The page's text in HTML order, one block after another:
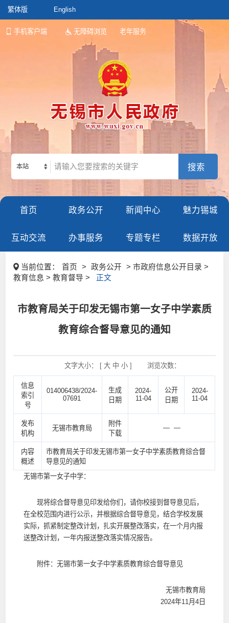
繁体版 English
手机客户端 无障碍浏览 老年服务
本站
首页 政务公开 新闻中心 魅力锡城
互动交流 办事服务 专题专栏 数据开放
当前位置： 首页 > 政务公开
> 市政府信息公开目录 >
教育信息 > 教育督导 >
正文
市教育局关于印发无锡市第一女子中学素质
教育综合督导意见的通知
文字大小： [ 大 中 小] 浏览次数：
信息
索引
号
014006438/2024-
07691
生成
日期
2024-
11-04
公开
日期
2024-
11-04
发布
机构
无锡市教育局
附件
下载
— —
内容
概述
市教育局关于印发无锡市第一女子中学素质教育综合督
导意见的通知
无锡市第一女子中学：
现将综合督导意见印发给你们，请你校接到督导意见后，
在全校范围内进行公示，并根据综合督导意见，结合学校发展
实际，抓紧制定整改计划，扎实开展整改落实，在一个月内报
送整改计划，一年内报送整改落实情况报告。
附件：无锡市第一女子中学素质教育综合督导意见
无锡市教育局
2024年11月4日